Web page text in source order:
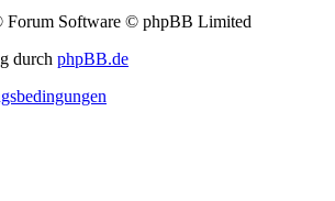
Forum Software © phpBB Limited
durch phpBB.de